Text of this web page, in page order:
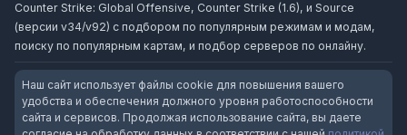
Counter Strike: Global Offensive, Counter Strike (1.6), и Source
(версии v34/v92) с подбором по популярным режимам и модам,
поиску по популярным картам, и подбор серверов по онлайну.
Наш сайт использует файлы cookie для повышения вашего
удобства и обеспечения должного уровня работоспособности
сайта и сервисов. Продолжая использование сайта, вы даете